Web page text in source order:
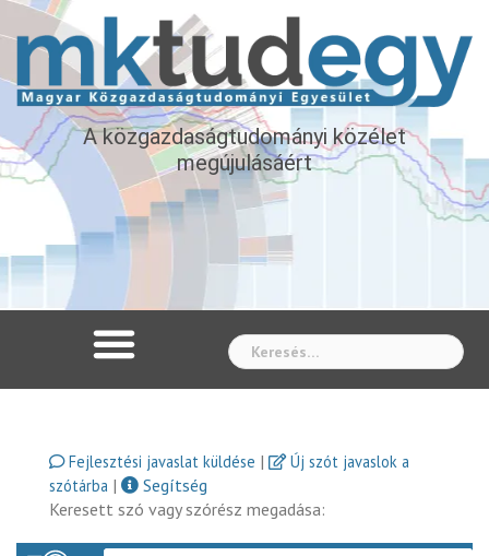
A közgazdaságtudományi közélet
megújulásáért
Fejlesztési javaslat küldése |
Új szót javaslok a
szótárba |
Segítség
Keresett szó vagy szórész megadása: